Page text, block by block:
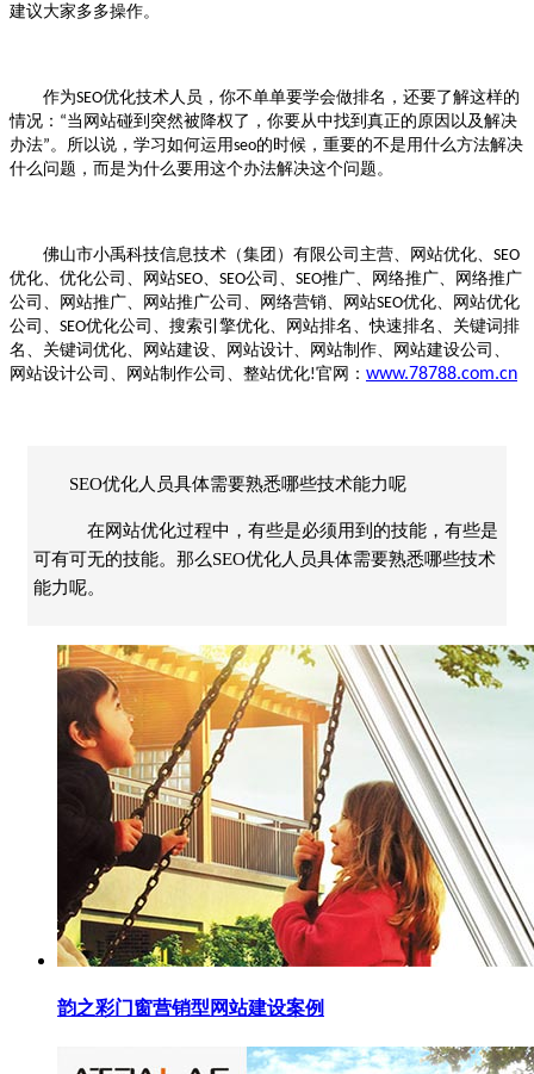
建议大家多多操作。
作为SEO优化技术人员，你不单单要学会做排名，还要了解这样的
情况： “当网站碰到突然被降权了，你要从中找到真正的原因以及解决
办法” 。所以说，学习如何运用seo的时候，重要的不是用什么方法解决
什么问题，而是为什么要用这个办法解决这个问题。
佛山市小禹科技信息技术（集团）有限公司主营、网站优化、 SEO
优化、优化公司、网站SEO SEO公司、 SEO推广、网络推广、网络推广
公司、网站推广、网站推广公司、网络营销、网站SEO优化、网站优化
公司、 SEO优化公司、搜索引擎优化、网站排名、快速排名、关键词排
名、关键词优化、网站建设、网站设计、网站制作、网站建设公司、
网站设计公司、网站制作公司、整站优化!官网： www.78788.com.cn
SEO优化人员具体需要熟悉哪些技术能力呢
在网站优化过程中，有些是必须用到的技能，有些是
可有可无的技能。那么SEO优化人员具体需要熟悉哪些技术
能力呢。
韵之彩门窗营销型网站建设案例